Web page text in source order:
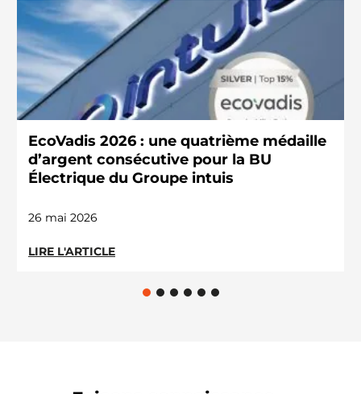
EcoVadis 2026 : une quatrième médaille
d’argent consécutive pour la BU
Électrique du Groupe intuis
26 mai 2026
LIRE L'ARTICLE